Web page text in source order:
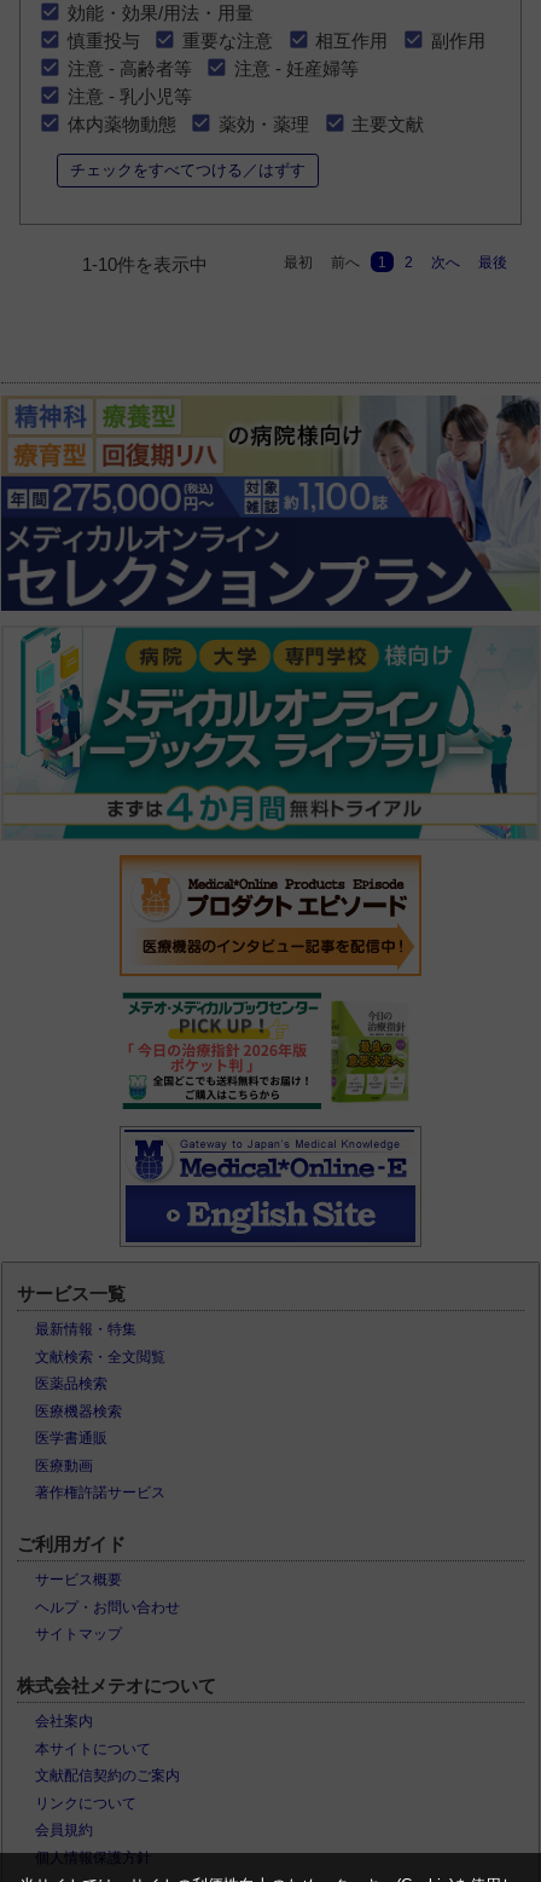
効能・効果/用法・用量
慎重投与
重要な注意 相互作用
副作用
注意 - 高齢者等
注意 - 妊産婦等
注意 - 乳小児等
体内薬物動態
薬効・薬理 主要文献
チェックをすべてつける／はずす
1-10件を表示中 最初 前へ 1 2 次へ 最後
サービス一覧
最新情報・特集
文献検索・全文閲覧
医薬品検索
医療機器検索
医学書通販
医療動画
著作権許諾サービス
ご利用ガイド
サービス概要
ヘルプ・お問い合わせ
サイトマップ
株式会社メテオについて
会社案内
本サイトについて
文献配信契約のご案内
リンクについて
会員規約
個人情報保護方針